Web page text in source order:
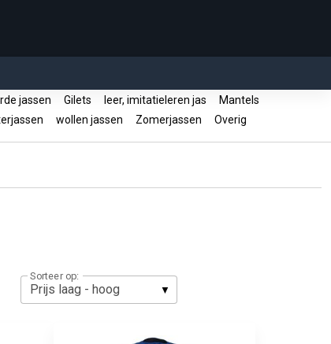
jassen Gilets leer, imitatieleren jas
Mantels
wollen jassen Zomerjassen Overig
Sorteer op: